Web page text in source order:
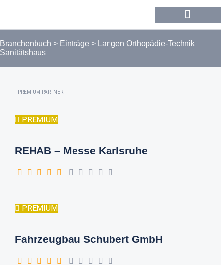
Branchenbuch > Einträge > Langen Orthopädie-Technik
Sanitätshaus
PREMIUM-PARTNER
PREMIUM
REHAB – Messe Karlsruhe
PREMIUM
Fahrzeugbau Schubert GmbH